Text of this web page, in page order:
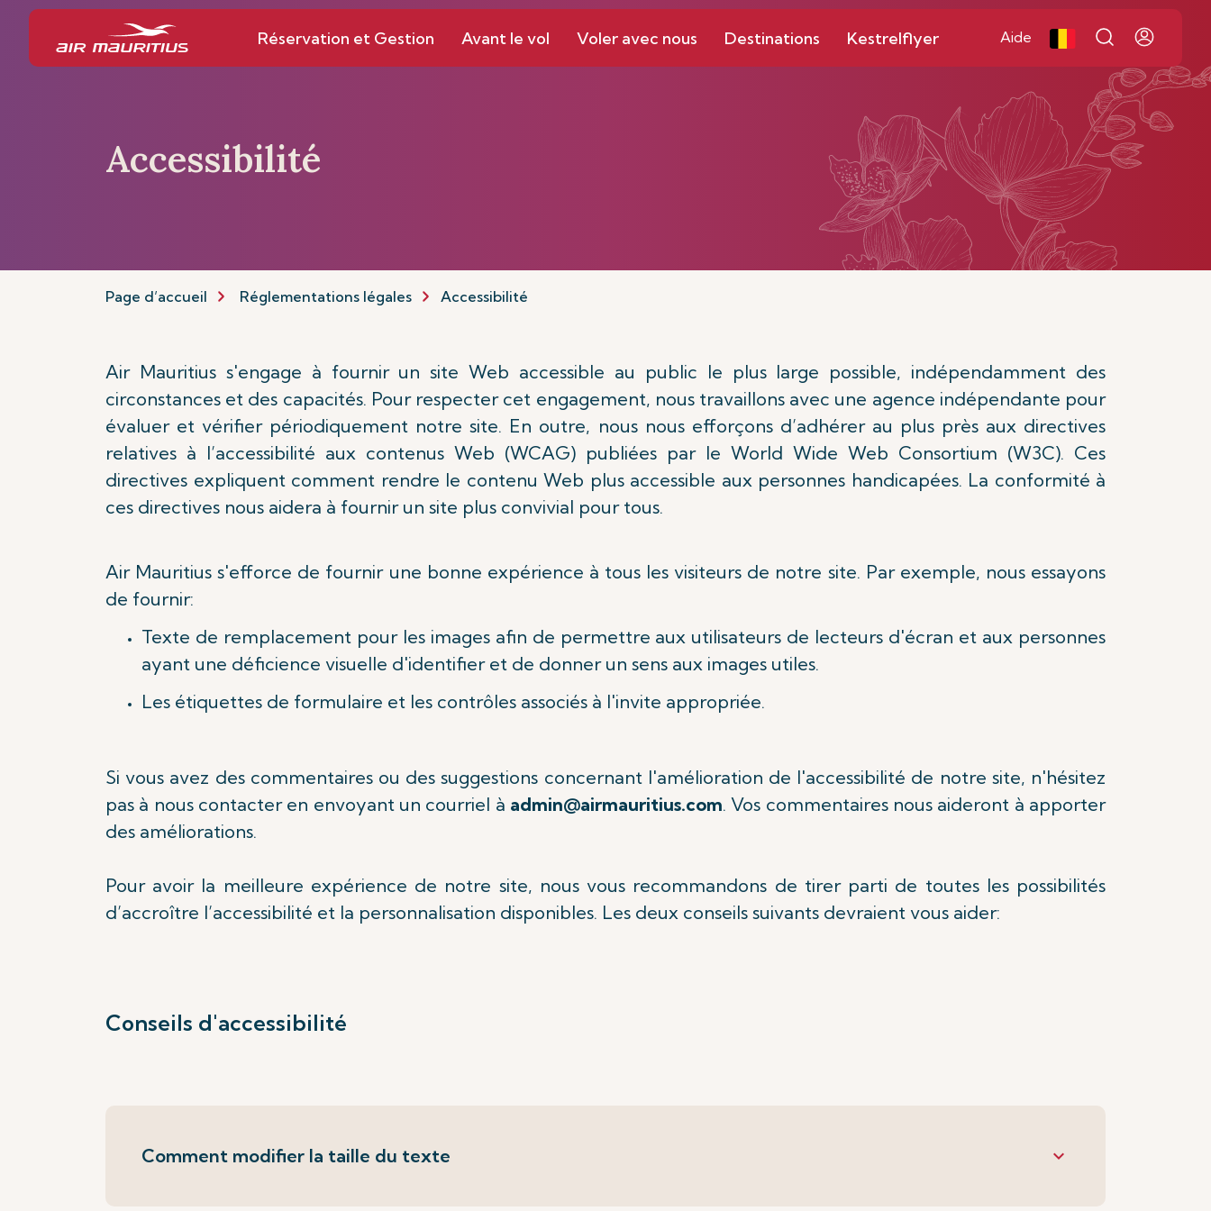
Réservation et Gestion Avant le vol Voler avec nous Destinations Kestrelflyer Aide
Accessibilité
Page d’accueil Réglementations légales Accessibilité
Air Mauritius s'engage à fournir un site Web accessible au public le plus large possible, indépendamment des
circonstances et des capacités. Pour respecter cet engagement, nous travaillons avec une agence indépendante pour
évaluer et vérifier périodiquement notre site. En outre, nous nous efforçons d’adhérer au plus près aux directives
relatives à l’accessibilité aux contenus Web (WCAG) publiées par le World Wide Web Consortium (W3C). Ces
directives expliquent comment rendre le contenu Web plus accessible aux personnes handicapées. La conformité à
ces directives nous aidera à fournir un site plus convivial pour tous.
Air Mauritius s'efforce de fournir une bonne expérience à tous les visiteurs de notre site. Par exemple, nous essayons
de fournir:
Texte de remplacement pour les images afin de permettre aux utilisateurs de lecteurs d'écran et aux personnes
ayant une déficience visuelle d'identifier et de donner un sens aux images utiles.
Les étiquettes de formulaire et les contrôles associés à l'invite appropriée.
Si vous avez des commentaires ou des suggestions concernant l'amélioration de l'accessibilité de notre site, n'hésitez
pas à nous contacter en envoyant un courriel à admin@airmauritius.com. Vos commentaires nous aideront à apporter
des améliorations.
Pour avoir la meilleure expérience de notre site, nous vous recommandons de tirer parti de toutes les possibilités
d’accroître l’accessibilité et la personnalisation disponibles. Les deux conseils suivants devraient vous aider:
Conseils d'accessibilité
Comment modifier la taille du texte keyboard_arrow_down